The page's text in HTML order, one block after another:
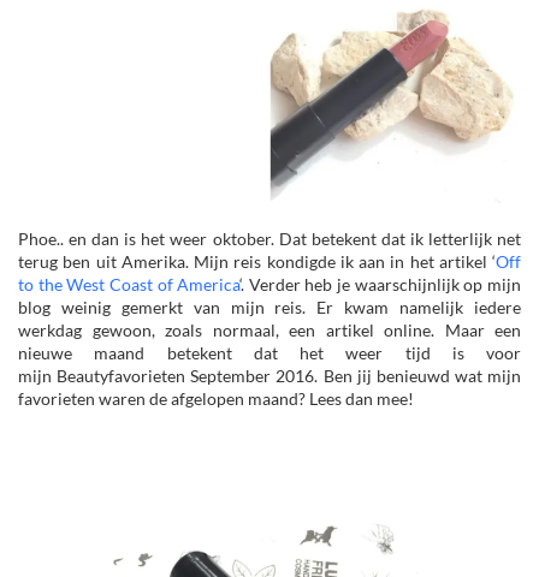
Phoe.. en dan is het weer oktober. Dat betekent dat ik letterlijk net
terug ben uit Amerika. Mijn reis kondigde ik aan in het artikel ‘Off
to the West Coast of America‘. Verder heb je waarschijnlijk op mijn
blog weinig gemerkt van mijn reis. Er kwam namelijk iedere
werkdag gewoon, zoals normaal, een artikel online. Maar een
nieuwe maand betekent dat het weer tijd is voor
mijn Beautyfavorieten September 2016. Ben jij benieuwd wat mijn
favorieten waren de afgelopen maand? Lees dan mee!